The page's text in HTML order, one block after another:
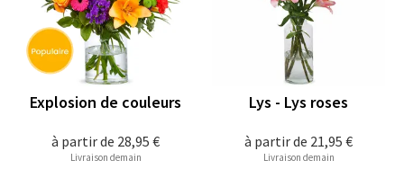
à partir de 28,95 €
Explosion de couleurs
Livraison demain
à partir de 21,95 €
Lys - Lys roses
Livraison demain